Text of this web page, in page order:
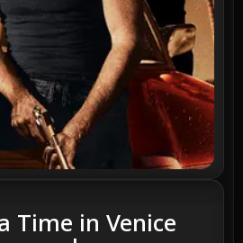
Time in Venice